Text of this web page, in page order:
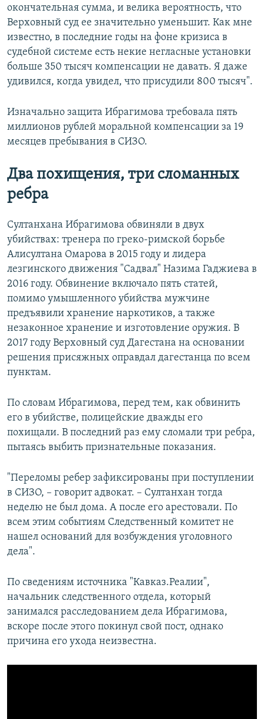
окончательная сумма, и велика вероятность, что
Верховный суд ее значительно уменьшит. Как мне
известно, в последние годы на фоне кризиса в
судебной системе есть некие негласные установки
больше 350 тысяч компенсации не давать. Я даже
удивился, когда увидел, что присудили 800 тысяч".
Изначально защита Ибрагимова требовала пять
миллионов рублей моральной компенсации за 19
месяцев пребывания в СИЗО.
Два похищения, три сломанных
ребра
Султанхана Ибрагимова обвиняли в двух
убийствах: тренера по греко-римской борьбе
Алисултана Омарова в 2015 году и лидера
лезгинского движения "Садвал" Назима Гаджиева в
2016 году. Обвинение включало пять статей,
помимо умышленного убийства мужчине
предъявили хранение наркотиков, а также
незаконное хранение и изготовление оружия. В
2017 году Верховный суд Дагестана на основании
решения присяжных оправдал дагестанца по всем
пунктам.
По словам Ибрагимова, перед тем, как обвинить
его в убийстве, полицейские дважды его
похищали. В последний раз ему сломали три ребра,
пытаясь выбить признательные показания.
"Переломы ребер зафиксированы при поступлении
в СИЗО, – говорит адвокат. – Султанхан тогда
неделю не был дома. А после его арестовали. По
всем этим событиям Следственный комитет не
нашел оснований для возбуждения уголовного
дела".
По сведениям источника "Кавказ.Реалии",
начальник следственного отдела, который
занимался расследованием дела Ибрагимова,
вскоре после этого покинул свой пост, однако
причина его ухода неизвестна.